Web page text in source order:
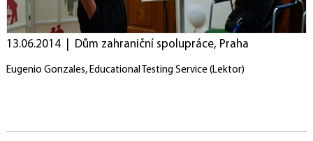
Publikace Rozhovory PIAAC v médiích
DATA A DOKUMENTACE
Užitečné odkazy
13.06.2014 | Dům zahraniční spolupráce, Praha
Eugenio Gonzales, Educational Testing Service (Lektor)